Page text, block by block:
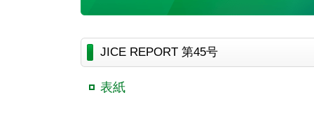
JICE REPORT 第45号
表紙